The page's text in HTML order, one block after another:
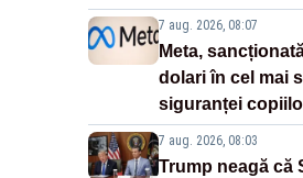
7 aug. 2026, 08:07
Meta,
dolari în cel mai
siguranței
7 aug. 2026, 08:03
Trump neagă că